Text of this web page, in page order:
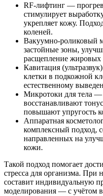
RF-лифтинг —
стимулирует
укрепляет кожу.
коленей.
Вакуумно-роликовый
застойные зоны,
расщепление жировых
Кавитация
клетки в подкожной
естественному
Микротоки для тела
восстанавливают
повышают упругость
Аппаратная
комплексный подход,
направленных на
кожи.
Такой подход помогает
стресса для организма. При
составит индивидуальную
моделирования — с учётом